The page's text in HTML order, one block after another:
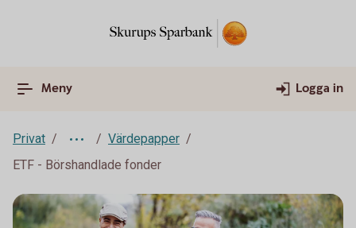
Meny Logga in
Privat
Värdepapper
ETF - Börshandlade fonder